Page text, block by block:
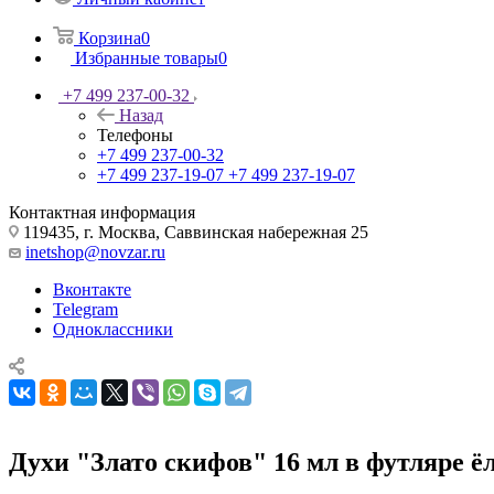
Корзина0
Избранные товары0
+7 499 237-00-32
Назад
Телефоны
+7 499 237-00-32
+7 499 237-19-07 +7 499 237-19-07
Контактная информация
119435, г. Москва, Саввинская набережная 25
inetshop@novzar.ru
Вконтакте
Telegram
Одноклассники
Духи "Злато скифов" 16 мл в футляре